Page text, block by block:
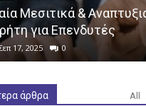
Μεσιτικά &
για Επενδυτές
17, 2025 0
άρθρα All